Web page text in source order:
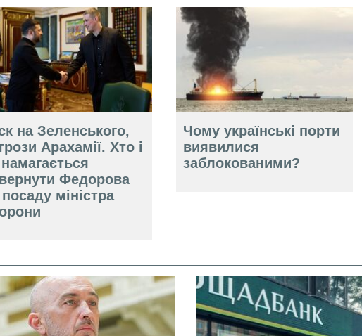
на Зеленського,
Арахамії. Хто і
Федорова
міністра
Чому українські порти
виявилися
заблокованими?